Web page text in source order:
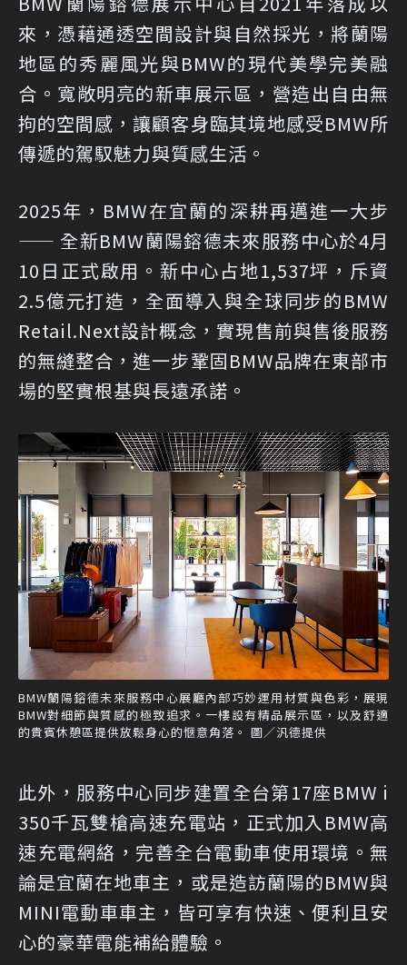
來，憑藉通透空間設計與自然採光，將蘭陽
地區的秀麗風光與BMW的現代美學完美融
合。寬敞明亮的新車展示區，營造出自由無
拘的空間感，讓顧客身臨其境地感受BMW所
傳遞的駕馭魅力與質感生活。
2025年，BMW在宜蘭的深耕再邁進一大步
—— 全新BMW蘭陽鎔德未來服務中心於4月
10日正式啟用。新中心占地1,537坪，斥資
2.5億元打造，全面導入與全球同步的BMW
Retail.Next設計概念，實現售前與售後服務
的無縫整合，進一步鞏固BMW品牌在東部市
場的堅實根基與長遠承諾。
BMW蘭陽鎔德未來服務中心展廳內部巧妙運用材質與色彩，展現
BMW對細節與質感的極致追求。一樓設有精品展示區，以及舒適
的貴賓休憩區提供放鬆身心的愜意角落。 圖／汎德提供
此外，服務中心同步建置全台第17座BMW i
350千瓦雙槍高速充電站，正式加入BMW高
速充電網絡，完善全台電動車使用環境。無
論是宜蘭在地車主，或是造訪蘭陽的BMW與
MINI電動車車主，皆可享有快速、便利且安
心的豪華電能補給體驗。